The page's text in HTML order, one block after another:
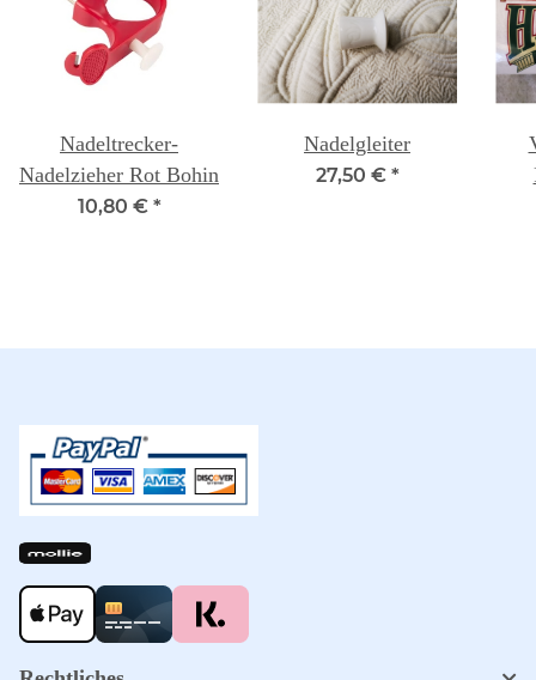
Nadeltrecker-
Nadelzieher Rot Bohin
10,80 € *
Nadelgleiter
27,50 € *